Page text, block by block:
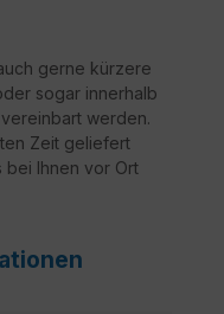
gerne kürzere
sogar innerhalb
werden.
Zeit geliefert
bei Ihnen vor Ort